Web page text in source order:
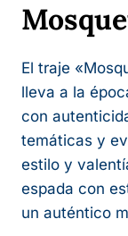
El traje
lleva a la
con
temáticas y
estilo y
espada con
un auténtico